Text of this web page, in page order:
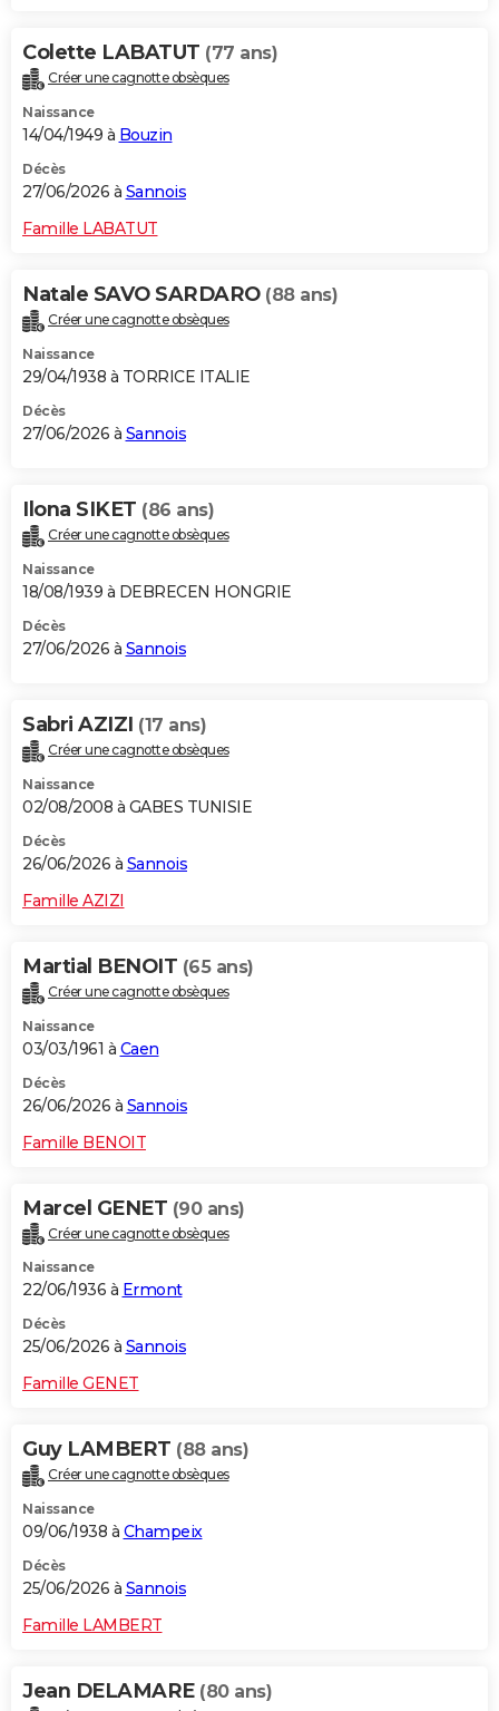
Colette LABATUT (77 ans)
Créer une cagnotte obsèques
Naissance
14/04/1949 à Bouzin
Décès
27/06/2026 à Sannois
Famille LABATUT
Natale SAVO SARDARO (88 ans)
Créer une cagnotte obsèques
Naissance
29/04/1938 à TORRICE ITALIE
Décès
27/06/2026 à Sannois
Ilona SIKET (86 ans)
Créer une cagnotte obsèques
Naissance
18/08/1939 à DEBRECEN HONGRIE
Décès
27/06/2026 à Sannois
Sabri AZIZI (17 ans)
Créer une cagnotte obsèques
Naissance
02/08/2008 à GABES TUNISIE
Décès
26/06/2026 à Sannois
Famille AZIZI
Martial BENOIT (65 ans)
Créer une cagnotte obsèques
Naissance
03/03/1961 à Caen
Décès
26/06/2026 à Sannois
Famille BENOIT
Marcel GENET (90 ans)
Créer une cagnotte obsèques
Naissance
22/06/1936 à Ermont
Décès
25/06/2026 à Sannois
Famille GENET
Guy LAMBERT (88 ans)
Créer une cagnotte obsèques
Naissance
09/06/1938 à Champeix
Décès
25/06/2026 à Sannois
Famille LAMBERT
Jean DELAMARE (80 ans)